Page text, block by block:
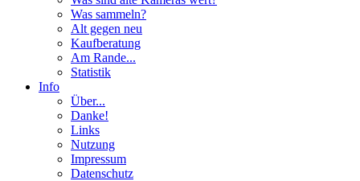
Was sammeln?
Alt gegen neu
Kaufberatung
Am Rande...
Statistik
Info
Über...
Danke!
Links
Nutzung
Impressum
Datenschutz